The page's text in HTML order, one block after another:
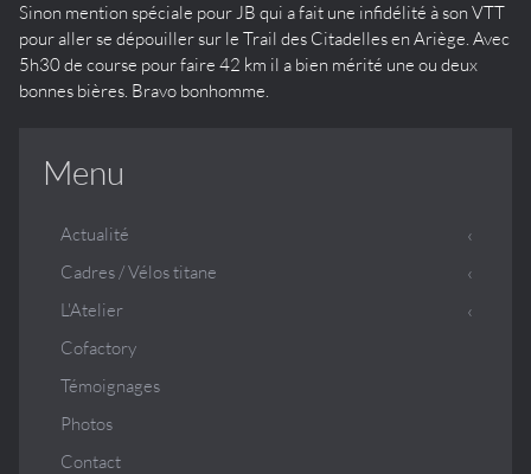
Sinon mention spéciale pour JB qui a fait une infidélité à son VTT
pour aller se dépouiller sur le Trail des Citadelles en Ariège. Avec
5h30 de course pour faire 42 km il a bien mérité une ou deux
bonnes bières. Bravo bonhomme.
Menu
Actualité
Cadres / Vélos titane
L'Atelier
Cofactory
Témoignages
Photos
Contact